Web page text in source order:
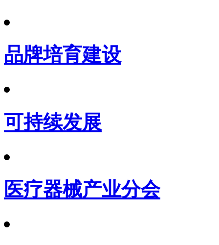
品牌培育建设
可持续发展
医疗器械产业分会